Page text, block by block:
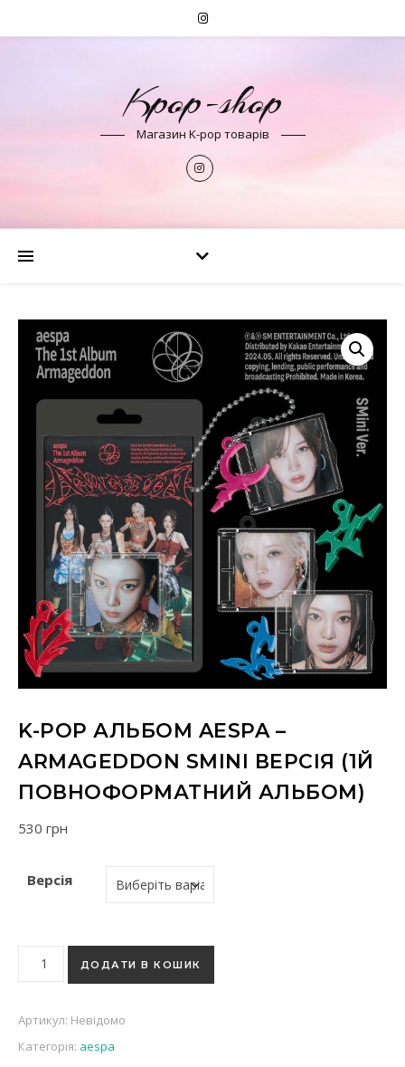
Kpop-shop
Магазин K-pop товарів
K-POP АЛЬБОМ AESPA –
ARMAGEDDON SMINI ВЕРСІЯ (1Й
ПОВНОФОРМАТНИЙ АЛЬБОМ)
530 грн
Версія
K-pop альбом aespa - Armageddon SMini версія (1й
ДОДАТИ В КОШИК
Артикул: Невідомо
Категорія: aespa